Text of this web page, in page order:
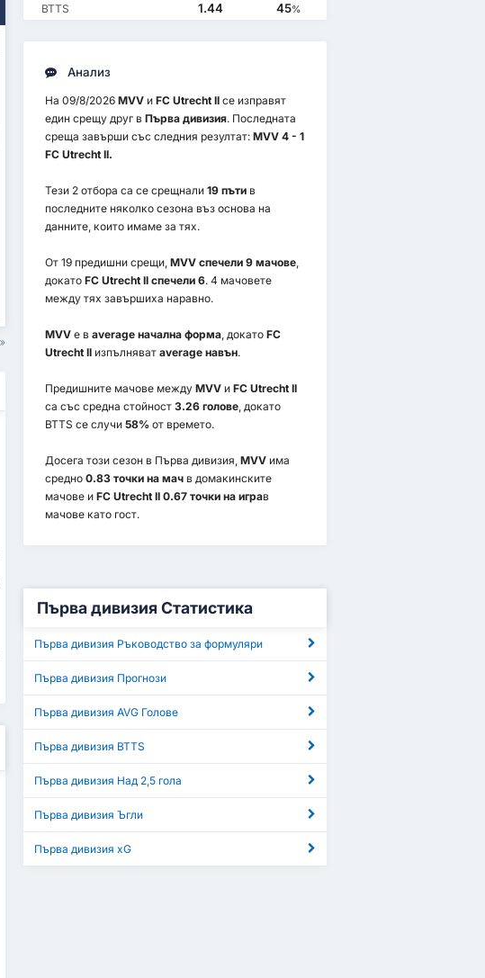
BTTS 1.44 45%
Анализ
На 09/8/2026 MVVи FC Utrecht IIсе изправят
един срещу друг в Първа дивизия. Последната
среща завърши със следния резултат: MVV 4 - 1
FC Utrecht II.
Тези 2 отбора са се срещнали 19 пътив
последните няколко сезона въз основа на
данните, които имаме за тях.
От 19 предишни срещи, MVV спечели 9 мачове,
докато FC Utrecht II спечели 6. 4 мачовете
между тях завършиха наравно.
MVVе в average начална форма, докато FC
Utrecht IIизпълняват average навън.
Предишните мачове между MVVи FC Utrecht II
са със средна стойност 3.26 голове, докато
BTTS се случи 58% от времето.
Досега този сезон в Първа дивизия, MVVима
средно 0.83 точки на мачв домакинските
мачове и FC Utrecht II 0.67 точки на играв
мачове като гост.
Първа дивизия Статистика
Първа дивизия Ръководство за формуляри
Първа дивизия Прогнози
Първа дивизия AVG Голове
Първа дивизия BTTS
Първа дивизия Над 2,5 гола
Първа дивизия Ъгли
Първа дивизия xG